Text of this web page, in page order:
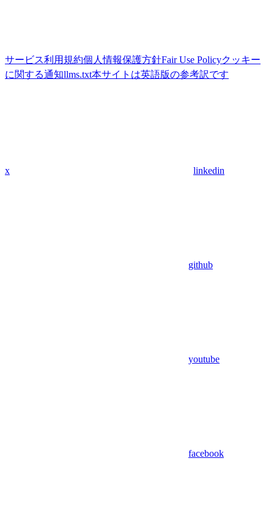
サービス利用規約個人情報保護方針Fair Use Policyクッキー
に関する通知llms.txt本サイトは英語版の参考訳です
x linkedin
github
youtube
facebook